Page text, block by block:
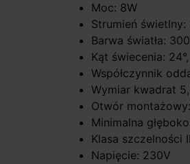
Moc: 8W
Strumień
Barwa światła:
Kąt świecenia:
Współczynnik
Wymiar kwadrat
Otwór
Minimalna
Klasa szczelności
Napięcie: 230V